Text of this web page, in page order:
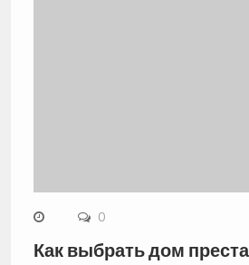
0
Как выбрать дом